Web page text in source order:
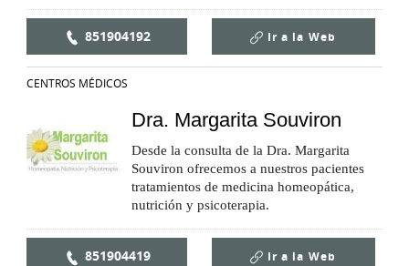
851904192 Ir a la Web
CENTROS MÉDICOS
Dra. Margarita Souviron
Desde la consulta de la Dra. Margarita
Souviron ofrecemos a nuestros pacientes
tratamientos de medicina homeopática,
nutrición y psicoterapia.
851904419 Ir a la Web